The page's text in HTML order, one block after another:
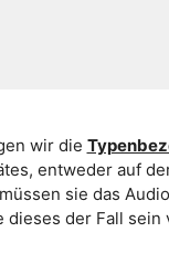
wir die
entweder auf
sie das
der Fall